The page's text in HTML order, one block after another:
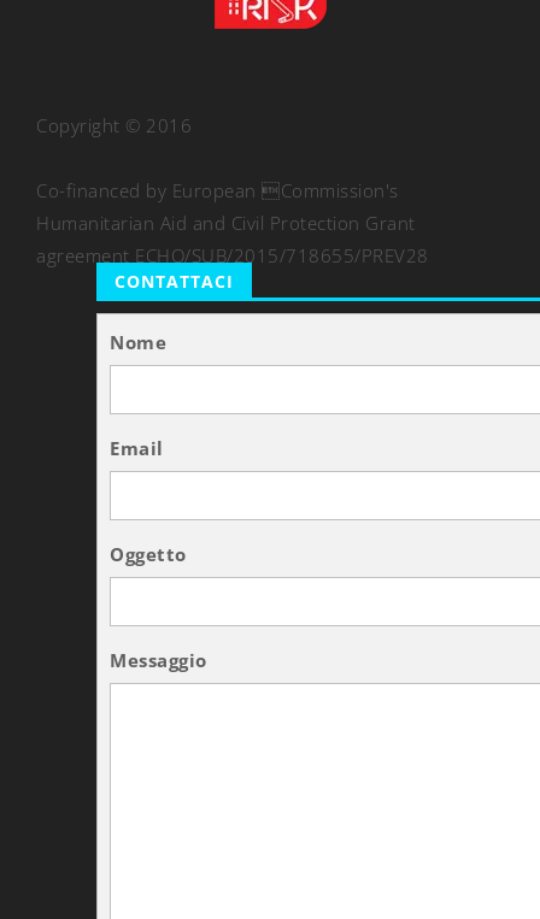
Copyright © 2016
Co-financed by European Commission's
Humanitarian Aid and Civil Protection Grant
agreement ECHO/SUB/2015/718655/PREV28
CONTATTACI
Nome
Email
Oggetto
Messaggio